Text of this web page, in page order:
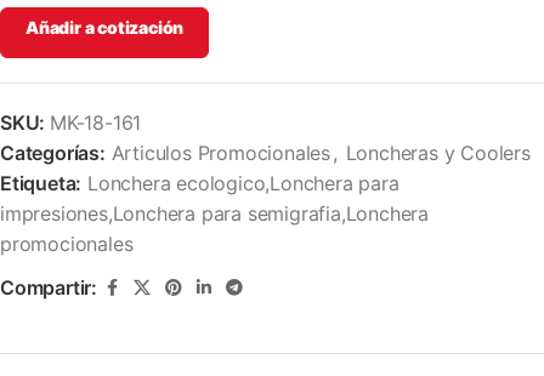
Añadir a cotización
SKU: MK-18-161
Categorías: Articulos Promocionales, Loncheras y Coolers
Etiqueta: Lonchera ecologico,Lonchera para
impresiones,Lonchera para semigrafia,Lonchera
promocionales
Compartir: